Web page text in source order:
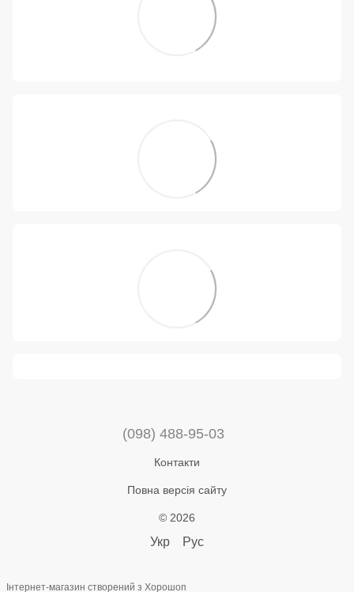
(098) 488-95-03
Контакти
Повна версія сайту
© 2026
Укр Рус
Інтернет-магазин створений з Хорошоп